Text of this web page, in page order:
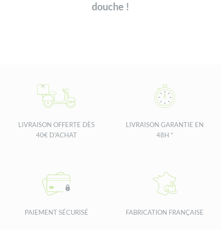
douche !
LIVRAISON OFFERTE DÈS
40€ D'ACHAT
LIVRAISON GARANTIE EN
48H *
PAIEMENT SÉCURISÉ FABRICATION FRANÇAISE